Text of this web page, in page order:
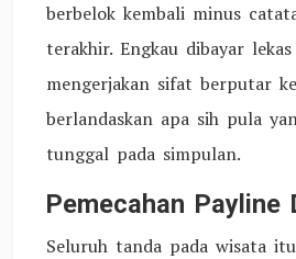
berbelok kembali minus
terakhir. Engkau dibayar lekas
mengerjakan sifat berputar
berlandaskan apa sih pula
tunggal pada simpulan.
Pemecahan Payline
Seluruh tanda pada wisata